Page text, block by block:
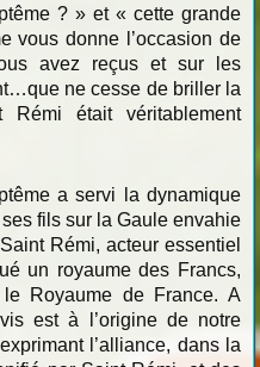
? » et « cette grande
vous donne l’occasion de
avez reçus et sur les
ne cesse de briller la
était véritablement
a servi la dynamique
fils sur la Gaule envahie
Rémi, acteur essentiel
un royaume des Francs,
Royaume de France. A
est à l’origine de notre
l’alliance, dans la